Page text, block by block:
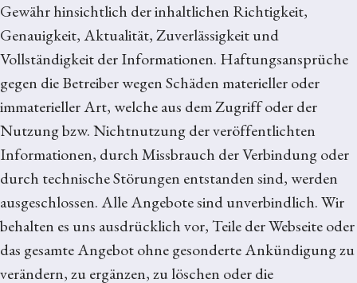
Gewähr hinsichtlich der inhaltlichen Richtigkeit,
Genauigkeit, Aktualität, Zuverlässigkeit und
Vollständigkeit der Informationen. Haftungsansprüche
gegen die Betreiber wegen Schäden materieller oder
immaterieller Art, welche aus dem Zugriff oder der
Nutzung bzw. Nichtnutzung der veröffentlichten
Informationen, durch Missbrauch der Verbindung oder
durch technische Störungen entstanden sind, werden
ausgeschlossen. Alle Angebote sind unverbindlich. Wir
behalten es uns ausdrücklich vor, Teile der Webseite oder
das gesamte Angebot ohne gesonderte Ankündigung zu
verändern, zu ergänzen, zu löschen oder die